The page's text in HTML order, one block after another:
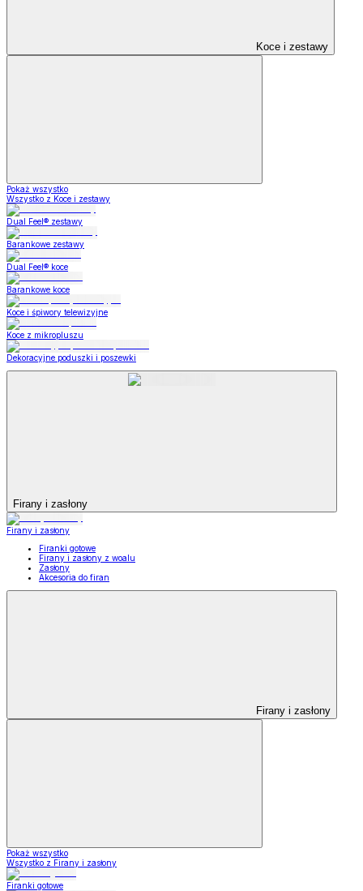
Koce i zestawy
Pokaż wszystko
Wszystko z Koce i zestawy
Dual Feel® zestawy
Barankowe zestawy
Dual Feel® koce
Barankowe koce
Koce i śpiwory telewizyjne
Koce z mikropluszu
Dekoracyjne poduszki i poszewki
Firany i zasłony
Firany i zasłony
Firanki gotowe
Firany i zasłony z woalu
Zasłony
Akcesoria do firan
Firany i zasłony
Pokaż wszystko
Wszystko z Firany i zasłony
Firanki gotowe